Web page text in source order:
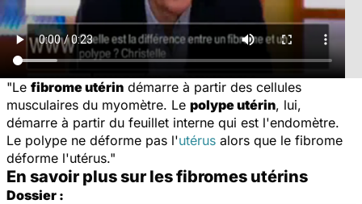
"Le fibrome utérin démarre à partir des cellules
musculaires du myomètre. Le polype utérin, lui,
démarre à partir du feuillet interne qui est l'endomètre.
Le polype ne déforme pas l'utérus alors que le fibrome
déforme l'utérus."
En savoir plus sur les fibromes utérins
Dossier :